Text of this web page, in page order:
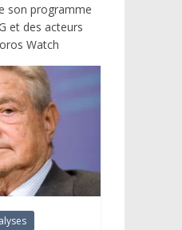
son programme
et des acteurs
Watch